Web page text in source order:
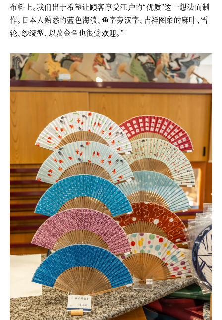
布料上。我们出于希望让顾客享受江户的“优质”这一想法而制
作。日本人熟悉的蓝色海浪、鱼字旁汉字、吉祥图案的麻叶、雪
轮、纱绫型，以及金鱼也很受欢迎。”